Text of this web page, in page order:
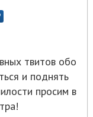
твитов обо
и поднять
просим в